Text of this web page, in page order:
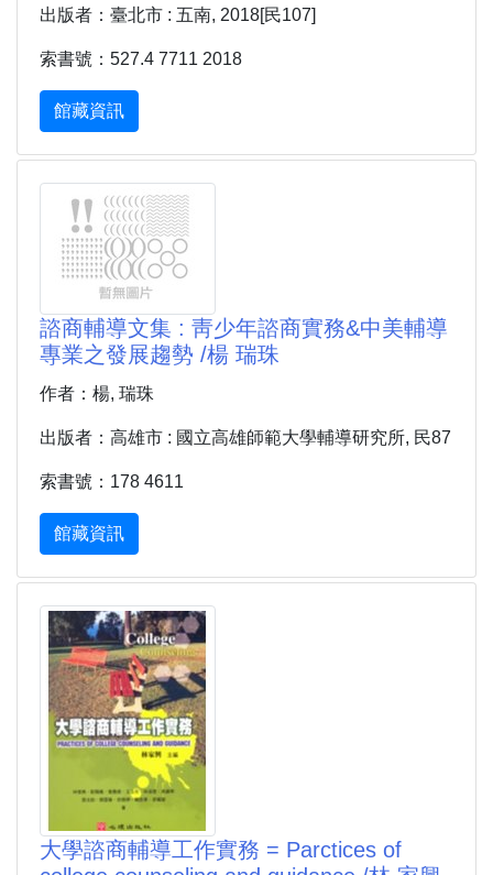
出版者：臺北市 : 五南, 2018[民107]
索書號：527.4 7711 2018
館藏資訊
諮商輔導文集 : 靑少年諮商實務&中美輔導
專業之發展趨勢 /楊 瑞珠
作者：楊, 瑞珠
出版者：高雄市 : 國立高雄師範大學輔導研究所, 民87
索書號：178 4611
館藏資訊
大學諮商輔導工作實務 = Parctices of